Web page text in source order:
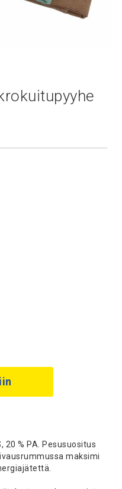
20 % PA. Pesusuositus
maksimi